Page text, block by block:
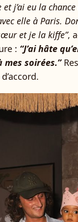
j’ai eu la chance
elle à Paris.
et je la kiffe”,
: “J’ai hâte
mes soirées.”